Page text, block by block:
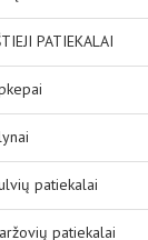
PATIEKALAI
patiekalai
patiekalai